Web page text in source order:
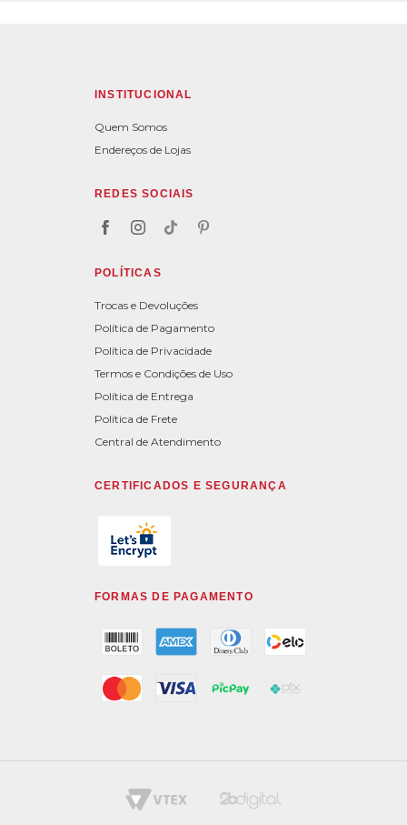
INSTITUCIONAL
Quem Somos
Endereços de Lojas
REDES SOCIAIS
POLÍTICAS
Trocas e Devoluções
Política de Pagamento
Política de Privacidade
Termos e Condições de Uso
Política de Entrega
Política de Frete
Central de Atendimento
CERTIFICADOS E SEGURANÇA
FORMAS DE PAGAMENTO